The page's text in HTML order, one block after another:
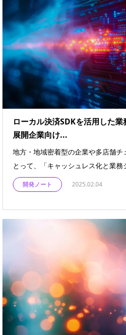
ローカル決済SDKを活用した
展開企業向け...
地方・地域密着型の企業や多店舗
とって、「キャッシュレス化と業
開発ノート 2025.02.04